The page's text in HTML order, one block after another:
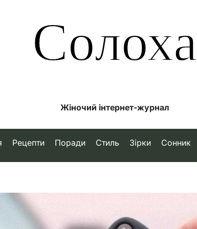
Солоха
Жіночий інтернет-журнал
Рецепти Поради Стиль Зірки Сонник